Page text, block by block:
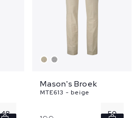
48
Mason's Broek
MTE613 - beige
50